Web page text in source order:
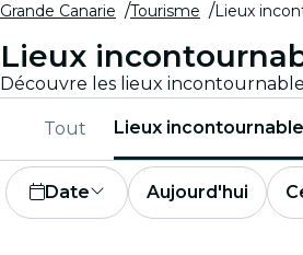
Grande Canarie Tourisme Lieux
Lieux
Tout Lieux
Date Aujourd'hui